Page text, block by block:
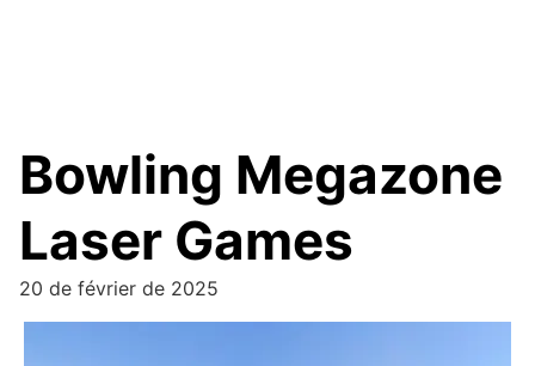
Bowling Megazone
Laser Games
20 de février de 2025